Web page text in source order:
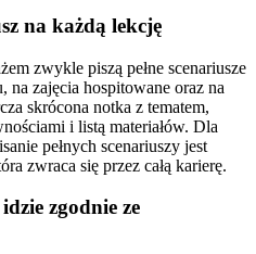
na każdą lekcję
zwykle piszą pełne scenariusze
zajęcia hospitowane oraz na
skrócona notka z tematem,
i listą materiałów. Dla
pełnych scenariuszy jest
zwraca się przez całą karierę.
zgodnie ze